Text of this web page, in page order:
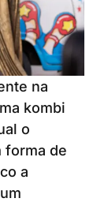
na
kombi
o
forma de
a